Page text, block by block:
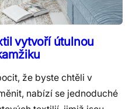
vytvoří útulnou
že byste chtěli v
nabízí se jednoduché